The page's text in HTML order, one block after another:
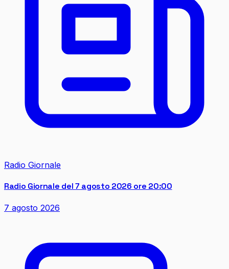
Radio Giornale
Radio Giornale del 7 agosto 2026 ore 20:00
7 agosto 2026